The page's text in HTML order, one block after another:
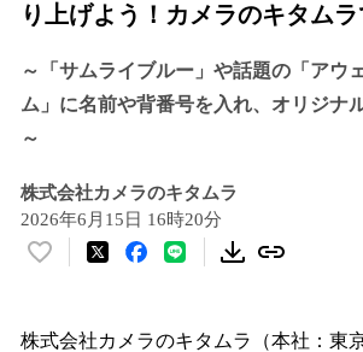
り上げよう！カメラのキタム
～「サムライブルー」や話題の「アウ
ム」に名前や背番号を入れ、オリジナ
～
株式会社カメラのキタムラ
2026年6月15日 16時20分
い
！
株式会社カメラのキタムラ（本社：東